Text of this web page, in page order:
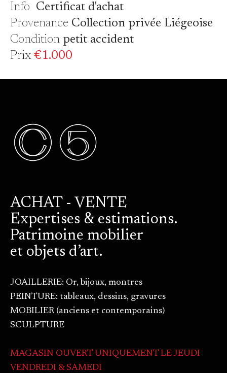
Info Certificat d'achat
Provenance Collection privée Liégeoise
Condition petit accident
Prix€1.000
ACHAT - VENTE
Expertises & estimations.
Patrimoine mobilier
et objets d’art.
JOAILLERIE: Or, bijoux, montres
PEINTURE: tableaux, dessins, gravures
MOBILIER (anciens et contemporains)
SCULPTURE
MAGASIN OUVERT UNIQUEMENT LE JEUDI
VENDREDI & SAMEDI